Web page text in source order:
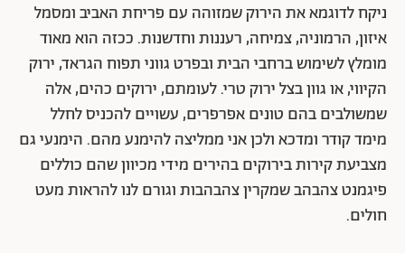
ניקח לדוגמא את הירוק שמזוהה עם פריחת האביב ומסמל
איזון, הרמוניה, צמיחה, רעננות וחדשנות. ככזה הוא מאוד
מומלץ לשימוש ברחבי הבית ובפרט גווני תפוח הגראד, ירוק
הקיווי, או גוון בצל ירוק טרי. לעומתם, ירוקים כהים, אלה
שמשולבים בהם טונים אפרפרים, עשויים להכניס לחלל
מימד קודר ומדכא ולכן אני ממליצה להימנע מהם. הימנעי גם
מצביעת קירות בירוקים בהירים מידי מכיוון שהם כוללים
פיגמנט צהבהב שמקרין צהבהבות וגורם לנו להראות מעט
חולים.